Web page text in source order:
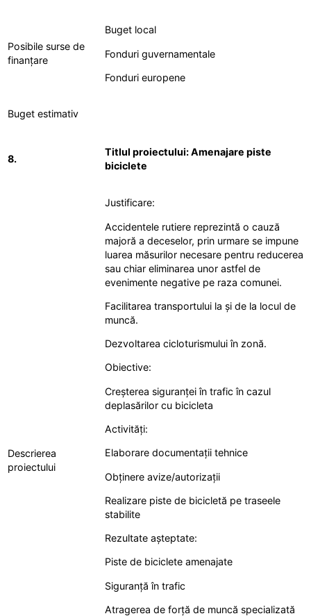
Posibile surse de
finanțare
Buget local
Fonduri guvernamentale
Fonduri europene
Buget estimativ
8.
Titlul proiectului: Amenajare piste
biciclete
Descrierea
proiectului
Justificare:
Accidentele rutiere reprezintă o cauză
majoră a deceselor, prin urmare se impune
luarea măsurilor necesare pentru reducerea
sau chiar eliminarea unor astfel de
evenimente negative pe raza comunei.
Facilitarea transportului la și de la locul de
muncă.
Dezvoltarea cicloturismului în zonă.
Obiective:
Creșterea siguranței în trafic în cazul
deplasărilor cu bicicleta
Activități:
Elaborare documentații tehnice
Obținere avize/autorizații
Realizare piste de bicicletă pe traseele
stabilite
Rezultate așteptate:
Piste de biciclete amenajate
Siguranță în trafic
Atragerea de forță de muncă specializată